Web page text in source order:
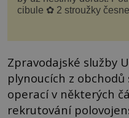
cibule ✿ 2 stroužky
Zpravodajské služby
plynoucích z
operací v některých
rekrutování